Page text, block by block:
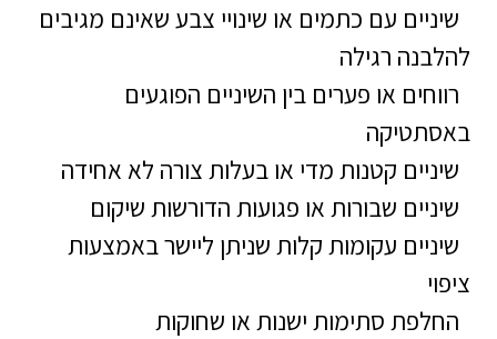
שיניים עם כתמים או שינויי צבע שאינם מגיבים
להלבנה רגילה
רווחים או פערים בין השיניים הפוגעים
באסתטיקה
שיניים קטנות מדי או בעלות צורה לא אחידה
שיניים שבורות או פגועות הדורשות שיקום
שיניים עקומות קלות שניתן ליישר באמצעות
ציפוי
החלפת סתימות ישנות או שחוקות